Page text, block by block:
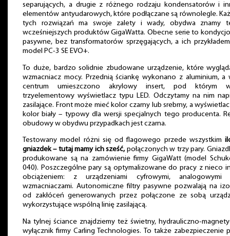
separujących, a drugie z różnego rodzaju kondensatorów i
elementów antyudarowych, które podłączane są równolegle.
tych rozwiązań ma swoje zalety i wady, obydwa znamy
wcześniejszych produktów GigaWatta. Obecne serie to
pasywne, bez transformatorów sprzęgających, a ich
model PC-3 SE EVO+.
To duże, bardzo solidnie zbudowane urządzenie, które
wzmacniacz mocy. Przednią ściankę wykonano z aluminium, a
centrum umieszczono akrylowy insert, pod którym
trzyelementowy wyświetlacz typu LED. Odczytamy na nim
zasilające. Front może mieć kolor czarny lub srebrny, a
kolor biały – typowy dla wersji specjalnych tego producenta.
obudowy w obydwu przypadkach jest czarna.
Testowany model różni się od flagowego przede wszystkim
gniazdek – tutaj mamy ich sześć, połączonych w trzy pary.
produkowane są na zamówienie firmy GigaWatt (model
040). Poszczególne pary są optymalizowane do pracy z nieco
obciążeniem: z urządzeniami cyfrowymi, analogowymi
wzmacniaczami. Autonomiczne filtry pasywne pozwalają na
od zakłóceń generowanych przez połączone ze sobą
wykorzystujące wspólną linię zasilającą.
Na tylnej ściance znajdziemy też świetny, hydrauliczno-
wyłącznik firmy Carling Technologies. To także zabezpieczenie